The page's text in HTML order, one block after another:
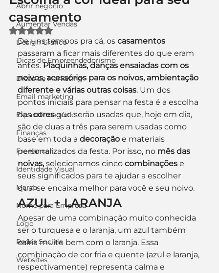
Abrir negócio
Aumentar Vendas
Design Gráfico
Dicas de Empreendedorismo
Dicas de Marketing
Email marketing
Expandir negócio
Finanças
Freelancer
Identidade Visual
Marca
Nome para Empresa
Logo
Redes Sociais
Websites
casamento
Avaliado com NaN de 5 estrelas.
De uns tempos pra cá, os casamentos
passaram a ficar mais diferentes do que eram
antes. Plaquinhas, danças ensaiadas com os
noivos, acessórios para os noivos, ambientação
diferente e várias outras coisas. Um dos
pontos iniciais para pensar na festa é a escolha
das cores que serão usadas que, hoje em dia,
são de duas a três para serem usadas como
base em toda a decoração e materiais
personalizados da festa. Por isso, no mês das
noivas, selecionamos cinco combinações e
seus significados para te ajudar a escolher
qual se encaixa melhor para você e seu noivo.
AZUL + LARANJA
Apesar de uma combinação muito conhecida
ser o turquesa e o laranja, um azul também
cairia muito bem com o laranja. Essa
combinação de cor fria e quente (azul e laranja,
respectivamente) representa calma e